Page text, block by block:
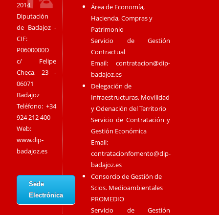
2014
Diputación
de Badajoz -
CIF:
P0600000D
c/ Felipe
Checa, 23 -
06071
Badajoz
Teléfono: +34
924 212 400
Web:
www.dip-
badajoz.es
Sede
Electrónica
Área de Economía,
Hacienda, Compras y
Patrimonio
Servicio de Gestión
Contractual
Email:contratacion@dip-
badajoz.es
Delegación de
Infraestructuras, Movilidad
y Odenación del Territorio
Servicio de Contratación y
Gestión Económica
Email:
contratacionfomento@dip-
badajoz.es
Consorcio de Gestión de
Scios. Medioambientales
PROMEDIO
Servicio de Gestión